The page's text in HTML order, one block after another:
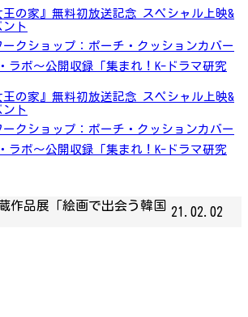
王の家』無料初放送記念 スペシャル上映&
ント
ークショップ：ポーチ・クッションカバー
ラボ～公開収録「集まれ！K-ドラマ研究
王の家』無料初放送記念 スペシャル上映&
ント
ークショップ：ポーチ・クッションカバー
ラボ～公開収録「集まれ！K-ドラマ研究
作品展「絵画で出会う韓国 21.02.02